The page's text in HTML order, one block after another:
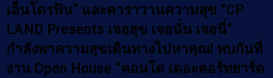
เอ็นโดรฟิน” และคาราวานความสุข “CP
LAND Presents เจอสุข เจอนั่น เจอนี่”
กำลังพาความสุขเดินทางไปหาคุณ! พบกันที่
งาน Open House “คอนโด เดอะคอร์ทยาร์ด